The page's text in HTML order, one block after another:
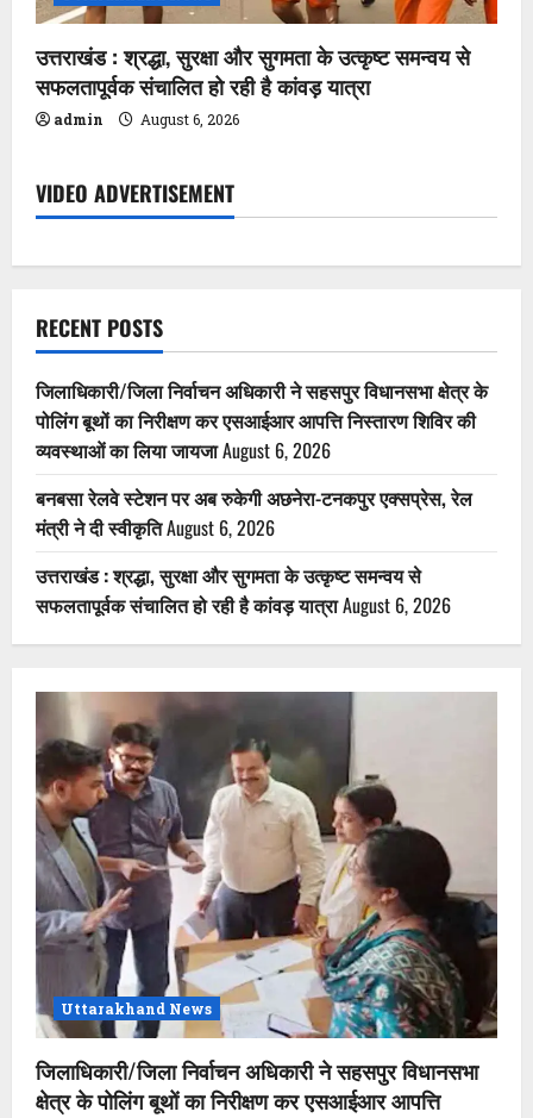
उत्तराखंड : श्रद्धा, सुरक्षा और सुगमता के उत्कृष्ट समन्वय से
सफलतापूर्वक संचालित हो रही है कांवड़ यात्रा
admin August 6, 2026
VIDEO ADVERTISEMENT
RECENT POSTS
जिलाधिकारी/जिला निर्वाचन अधिकारी ने सहसपुर विधानसभा क्षेत्र के
पोलिंग बूथों का निरीक्षण कर एसआईआर आपत्ति निस्तारण शिविर की
व्यवस्थाओं का लिया जायजाAugust 6, 2026
बनबसा रेलवे स्टेशन पर अब रुकेगी अछनेरा-टनकपुर एक्सप्रेस, रेल
मंत्री ने दी स्वीकृतिAugust 6, 2026
उत्तराखंड : श्रद्धा, सुरक्षा और सुगमता के उत्कृष्ट समन्वय से
सफलतापूर्वक संचालित हो रही है कांवड़ यात्राAugust 6, 2026
Uttarakhand News
जिलाधिकारी/जिला निर्वाचन अधिकारी ने सहसपुर विधानसभा
क्षेत्र के पोलिंग बूथों का निरीक्षण कर एसआईआर आपत्ति